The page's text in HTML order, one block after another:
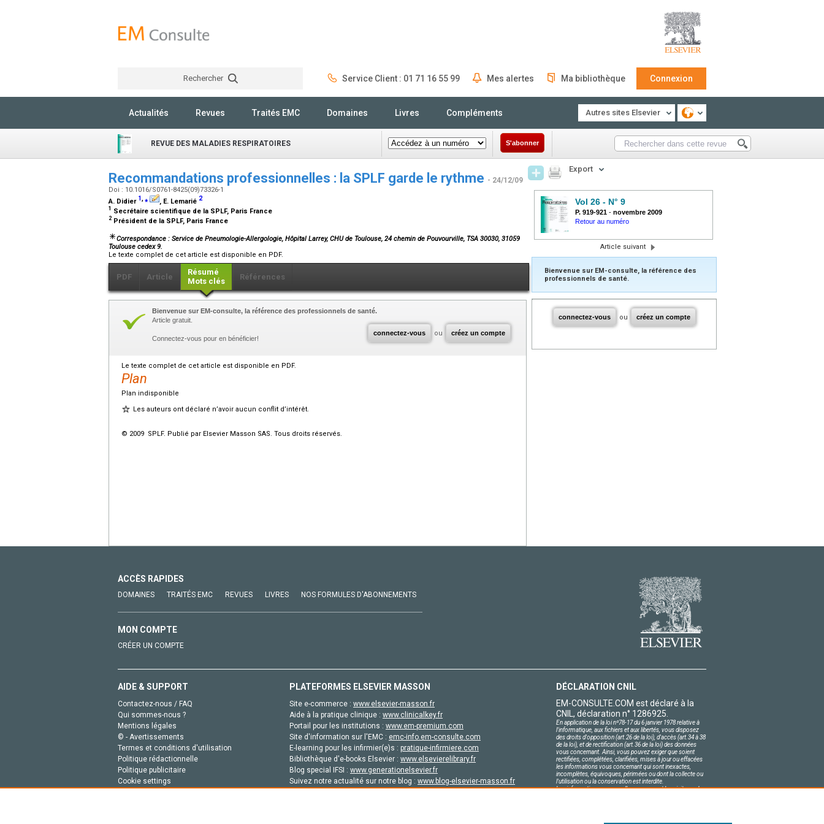
Rechercher Service Client : 01 71 16 55 99 Mes alertes Ma bibliothèque Connexion
Actualités Revues Traités EMC Domaines Livres Compléments Autres sites Elsevier
REVUE DES MALADIES RESPIRATOIRES S'abonner
Recommandations professionnelles : la SPLF garde le rythme - 24/12/09
Doi : 10.1016/S0761-8425(09)73326-1
A. Didier 1,⁎ , E. Lemarié 2
1 Secrétaire scientifique de la SPLF, Paris France
2 Président de la SPLF, Paris France
Correspondance : Service de Pneumologie-Allergologie, Hôpital Larrey, CHU de Toulouse, 24 chemin de Pouvourville, TSA 30030, 31059
Toulouse cedex 9.
Le texte complet de cet article est disponible en PDF.
PDF Article
Résumé
Mots clés
Références
connectez-vous ou créez un compte
Bienvenue sur EM-consulte, la référence des professionnels de santé.
Article gratuit.
Connectez-vous pour en bénéficier!
Le texte complet de cet article est disponible en PDF.
Plan
Plan indisponible
Les auteurs ont déclaré n’avoir aucun conflit d’intérêt.
© 2009 SPLF. Publié par Elsevier Masson SAS. Tous droits réservés.
Export
Vol 26 - N° 9
P. 919-921 - novembre 2009
Retour au numéro
Article suivant
Bienvenue sur EM-consulte, la référence des
professionnels de santé.
connectez-vous ou créez un compte
ACCÈS RAPIDES
DOMAINES TRAITÉS EMC REVUES LIVRES NOS FORMULES D'ABONNEMENTS
MON COMPTE
CRÉER UN COMPTE
AIDE & SUPPORT
Contactez-nous / FAQ
Qui sommes-nous ?
Mentions légales
© - Avertissements
Termes et conditions d'utilisation
Politique rédactionnelle
Politique publicitaire
Cookie settings
PLATEFORMES ELSEVIER MASSON
Site e-commerce : www.elsevier-masson.fr
Aide à la pratique clinique : www.clinicalkey.fr
Portail pour les institutions : www.em-premium.com
Site d'information sur l'EMC : emc-info.em-consulte.com
E-learning pour les infirmier(e)s : pratique-infirmiere.com
Bibliothèque d'e-books Elsevier : www.elsevierelibrary.fr
Blog special IFSI : www.generationelsevier.fr
Suivez notre actualité sur notre blog : www.blog-elsevier-masson.fr
DÉCLARATION CNIL
EM-CONSULTE.COM est déclaré à la
CNIL, déclaration n° 1286925.
En application de la loi nº78-17 du 6 janvier 1978 relative à
l'informatique, aux fichiers et aux libertés, vous disposez
des droits d'opposition (art.26 de la loi), d'accès (art.34 à 38
de la loi), et de rectification (art.36 de la loi) des données
vous concernant. Ainsi, vous pouvez exiger que soient
rectifiées, complétées, clarifiées, mises à jour ou effacées
les informations vous concernant qui sont inexactes,
incomplètes, équivoques, périmées ou dont la collecte ou
l'utilisation ou la conservation est interdite.
Les informations personnelles concernant les visiteurs de